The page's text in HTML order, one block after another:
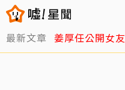
最新文章 姜厚任公開女友